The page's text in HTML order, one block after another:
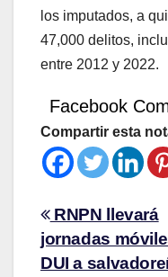
los imputados, a
47,000 delitos,
entre 2012 y 2022.
Facebook
Compartir esta
RNPN llevará
jornadas
DUI a